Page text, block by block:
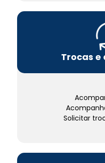
Trocas e
Solicitar